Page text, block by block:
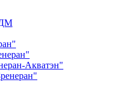
Акватэн"